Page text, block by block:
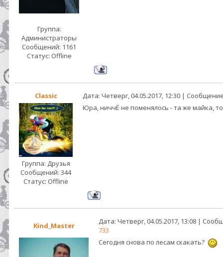
Группа:
Администраторы
Сообщений: 1161
Статус: Offline
Classic Дата: Четверг, 04.05.2017, 12:30 |
Группа: Друзья
Сообщений: 344
Статус: Offline
Юра, ниччЁ не поменялось - та же майка,
Kind_Master
Дата: Четверг, 04.05.2017, 13:08 |
733
Сегодня снова по лесам скакать?